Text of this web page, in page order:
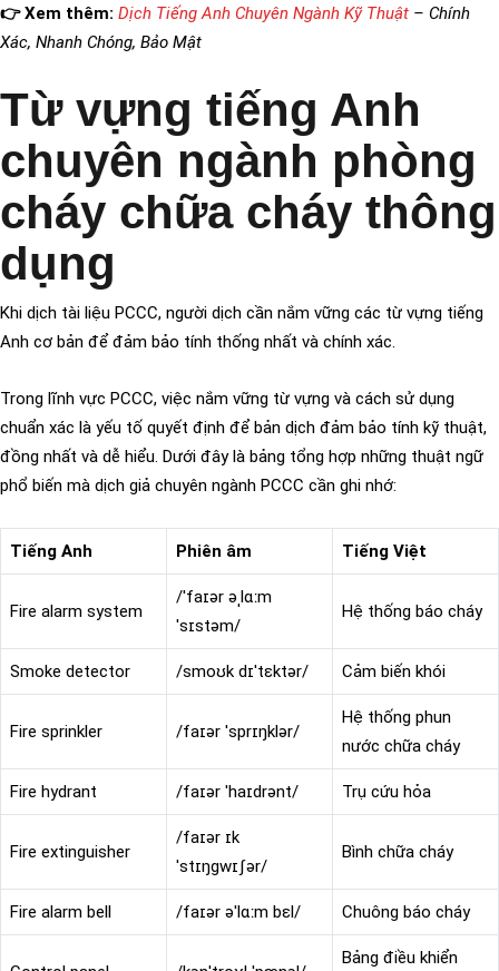
👉 Xem thêm: Dịch Tiếng Anh Chuyên Ngành Kỹ Thuật – Chính
Xác, Nhanh Chóng, Bảo Mật
Từ vựng tiếng Anh
chuyên ngành phòng
cháy chữa cháy thông
dụng
Khi dịch tài liệu PCCC, người dịch cần nắm vững các từ vựng tiếng
Anh cơ bản để đảm bảo tính thống nhất và chính xác.
Trong lĩnh vực PCCC, việc nắm vững từ vựng và cách sử dụng
chuẩn xác là yếu tố quyết định để bản dịch đảm bảo tính kỹ thuật,
đồng nhất và dễ hiểu. Dưới đây là bảng tổng hợp những thuật ngữ
phổ biến mà dịch giả chuyên ngành PCCC cần ghi nhớ:
Tiếng Anh Phiên âm Tiếng Việt
Fire alarm system
/ˈfaɪər əˌlɑːm
ˈsɪstəm/
Hệ thống báo cháy
Smoke detector /smoʊk dɪˈtɛktər/ Cảm biến khói
Fire sprinkler /faɪər ˈsprɪŋklər/
Hệ thống phun
nước chữa cháy
Fire hydrant /faɪər ˈhaɪdrənt/ Trụ cứu hỏa
Fire extinguisher
/faɪər ɪk
ˈstɪŋɡwɪʃər/
Bình chữa cháy
Fire alarm bell /faɪər əˈlɑːm bɛl/ Chuông báo cháy
Bảng điều khiển